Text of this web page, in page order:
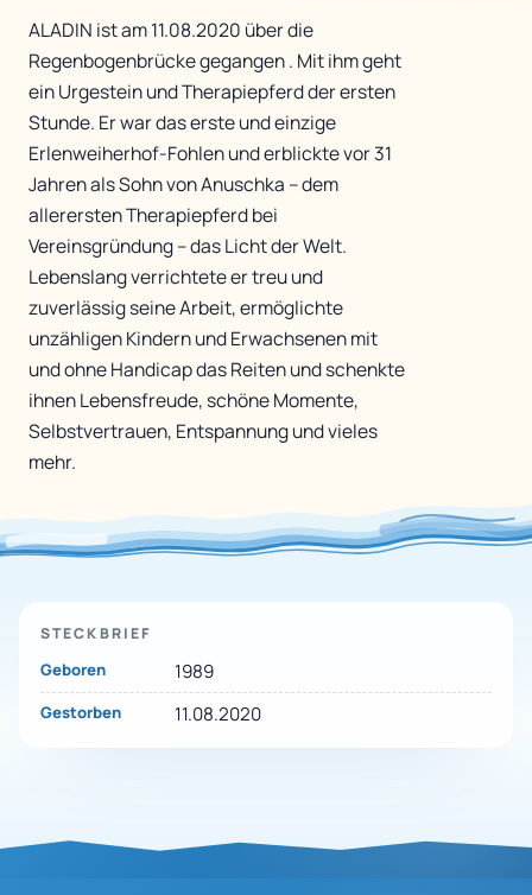
ALADIN ist am 11.08.2020 über die
Regenbogenbrücke gegangen . Mit ihm geht
ein Urgestein und Therapiepferd der ersten
Stunde. Er war das erste und einzige
Erlenweiherhof-Fohlen und erblickte vor 31
Jahren als Sohn von Anuschka – dem
allerersten Therapiepferd bei
Vereinsgründung – das Licht der Welt.
Lebenslang verrichtete er treu und
zuverlässig seine Arbeit, ermöglichte
unzähligen Kindern und Erwachsenen mit
und ohne Handicap das Reiten und schenkte
ihnen Lebensfreude, schöne Momente,
Selbstvertrauen, Entspannung und vieles
mehr.
STECKBRIEF
Geboren 1989
Gestorben 11.08.2020